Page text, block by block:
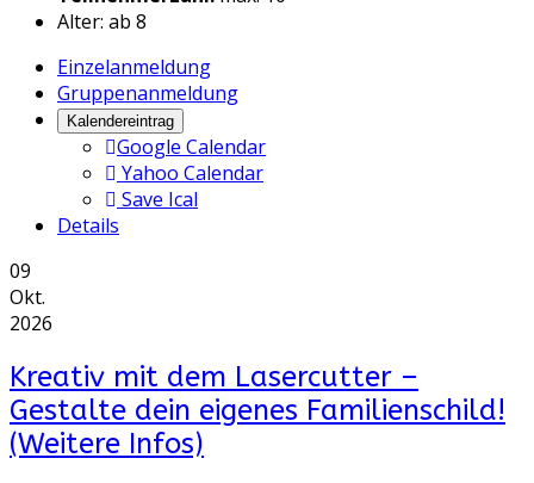
Alter: ab 8
Einzelanmeldung
Gruppenanmeldung
Kalendereintrag
Google Calendar
Yahoo Calendar
Save Ical
Details
09
Okt.
2026
Kreativ mit dem Lasercutter –
Gestalte dein eigenes Familienschild!
(Weitere Infos)